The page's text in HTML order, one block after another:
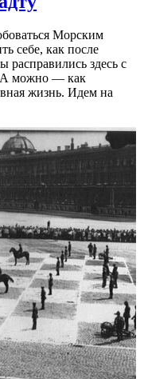
Морским
себе, как после
расправились здесь с
А можно — как
жизнь. Идем на